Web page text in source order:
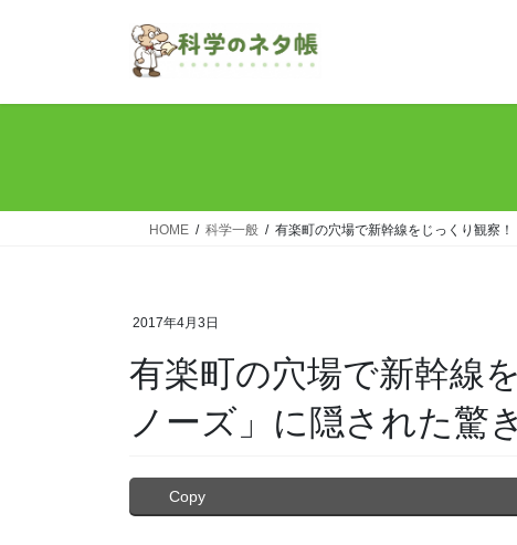
HOME 科学一般 有楽町の穴場で新幹線をじっくり観察
2017年4月3日
有楽町の穴場で新幹線
ノーズ」に隠された驚
Copy